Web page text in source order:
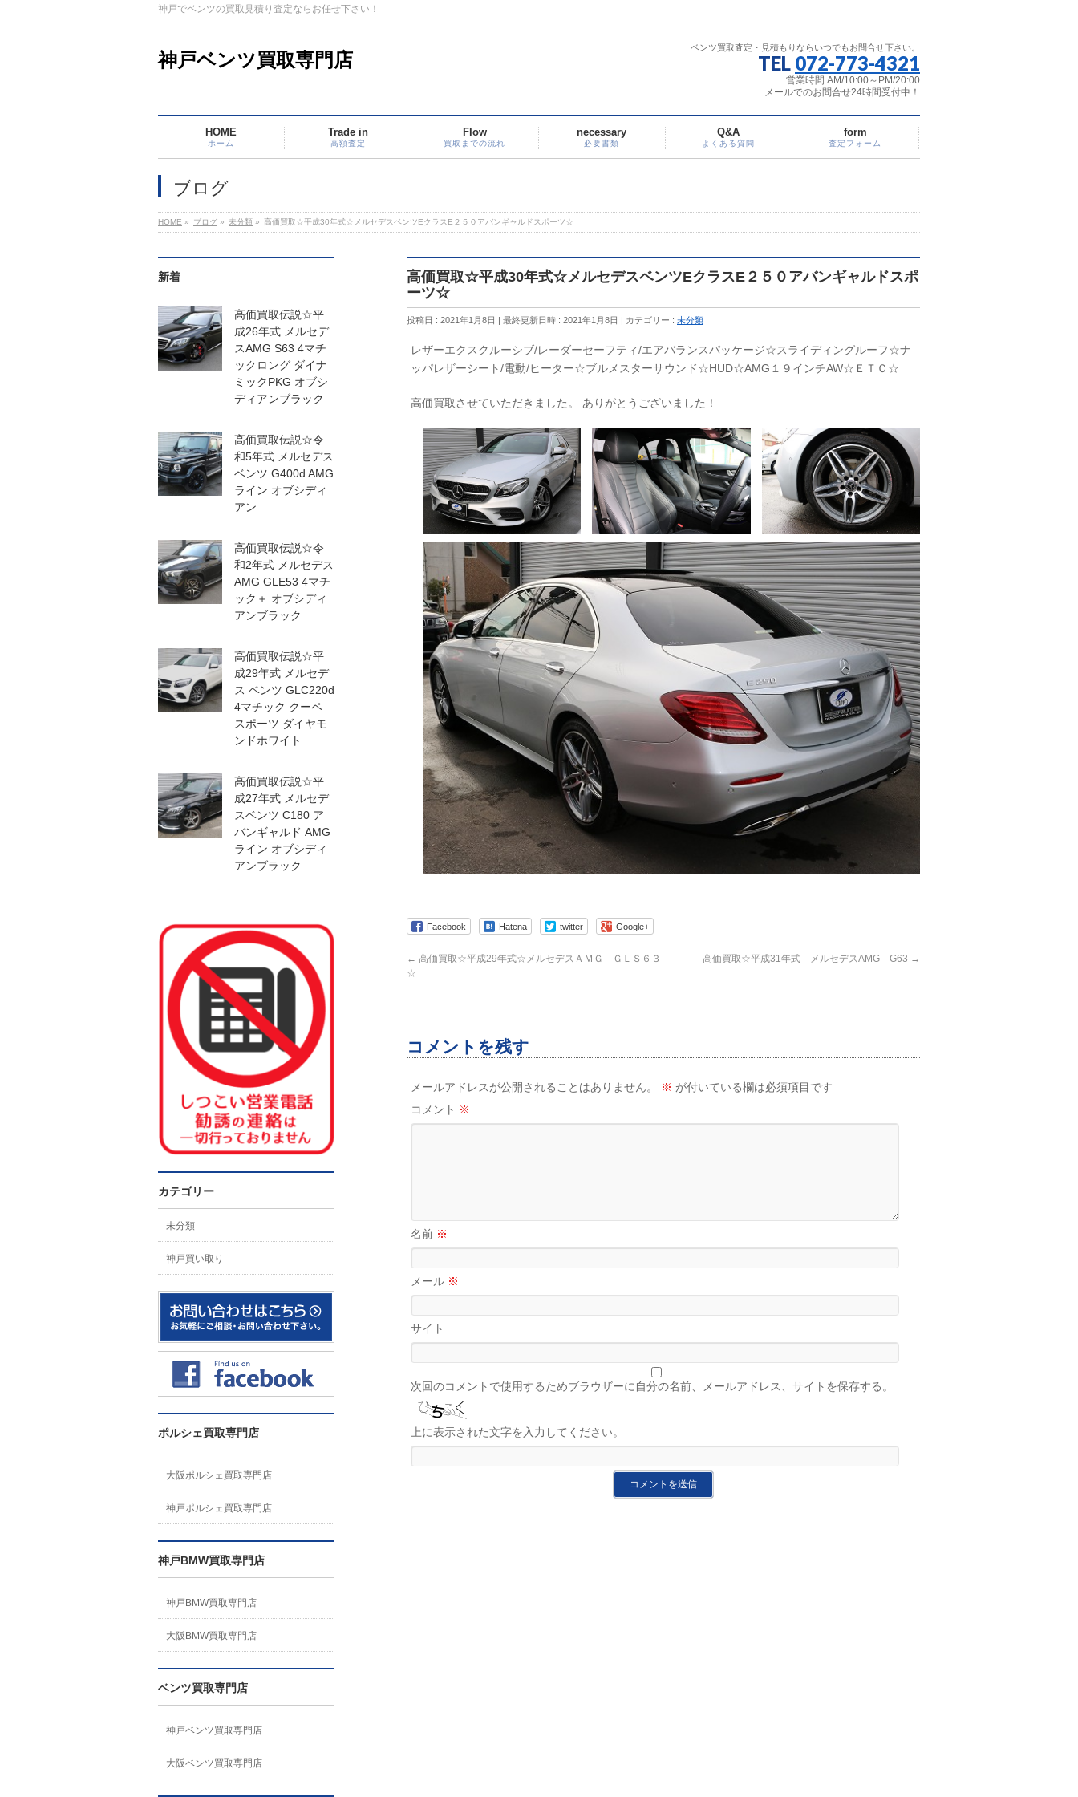
神戸でベンツの買取見積り査定ならお任せ下さい！
神戸ベンツ買取専門店
ベンツ買取査定・見積もりならいつでもお問合せ下さい。
TEL 072-773-4321
営業時間 AM/10:00～PM/20:00
メールでのお問合せ24時間受付中！
HOME
ホーム
Trade in
高額査定
Flow
買取までの流れ
necessary
必要書類
Q&A
よくある質問
form
査定フォーム
ブログ
HOME » ブログ » 未分類 » 高価買取☆平成30年式☆メルセデスベンツEクラスE２５０アバンギャルドスポーツ☆
高価買取☆平成30年式☆メルセデスベンツEクラスE２５０アバンギャルドスポ
ーツ☆
投稿日 : 2021年1月8日 最終更新日時 : 2021年1月8日 カテゴリー : 未分類
レザーエクスクルーシブ/レーダーセーフティ/エアバランスパッケージ☆スライディングルーフ☆ナ
ッパレザーシート/電動/ヒーター☆ブルメスターサウンド☆HUD☆AMG１９インチAW☆ＥＴＣ☆
高価買取させていただきました。 ありがとうございました！
Facebook Hatena twitter Google+
← 高価買取☆平成29年式☆メルセデスＡＭＧ ＧＬＳ６３
☆
高価買取☆平成31年式 メルセデスAMG G63 →
コメントを残す
メールアドレスが公開されることはありません。 ※ が付いている欄は必須項目です
コメント ※
名前 ※
メール ※
サイト
次回のコメントで使用するためブラウザーに自分の名前、メールアドレス、サイトを保存する。
上に表示された文字を入力してください。
新着
高価買取伝説☆平
成26年式 メルセデ
スAMG S63 4マチ
ックロング ダイナ
ミックPKG オブシ
ディアンブラック
高価買取伝説☆令
和5年式 メルセデス
ベンツ G400d AMG
ライン オブシディ
アン
高価買取伝説☆令
和2年式 メルセデス
AMG GLE53 4マチ
ック＋ オブシディ
アンブラック
高価買取伝説☆平
成29年式 メルセデ
ス ベンツ GLC220d
4マチック クーペ
スポーツ ダイヤモ
ンドホワイト
高価買取伝説☆平
成27年式 メルセデ
スベンツ C180 ア
バンギャルド AMG
ライン オブシディ
アンブラック
カテゴリー
未分類
神戸買い取り
ポルシェ買取専門店
大阪ポルシェ買取専門店
神戸ポルシェ買取専門店
神戸BMW買取専門店
神戸BMW買取専門店
大阪BMW買取専門店
ベンツ買取専門店
神戸ベンツ買取専門店
大阪ベンツ買取専門店